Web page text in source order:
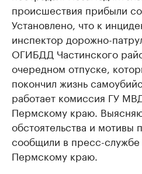
происшествия прибыли
Установлено, что к
инспектор дорожно-
ОГИБДД Частинского
очередном отпуске,
покончил жизнь
работает комиссия ГУ
Пермскому краю.
обстоятельства и
сообщили в пресс-
Пермскому краю.